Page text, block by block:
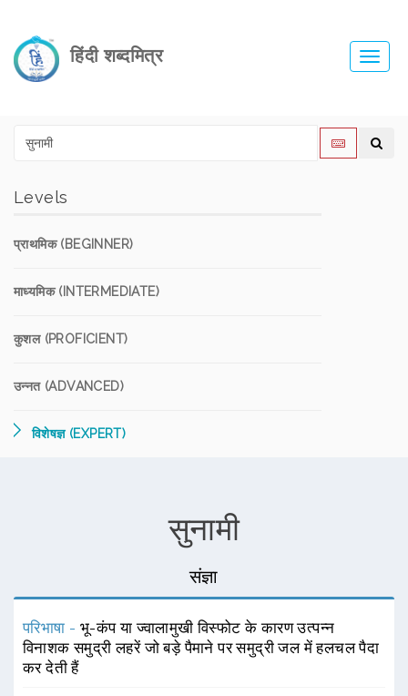
हिंदी शब्दमित्र
Levels
प्राथमिक (BEGINNER)
माध्यमिक (INTERMEDIATE)
कुशल (PROFICIENT)
उन्नत (ADVANCED)
विशेषज्ञ (EXPERT)
सुनामी
संज्ञा
परिभाषा - भू-कंप या ज्वालामुखी विस्फोट के कारण उत्पन्न
विनाशक समुद्री लहरें जो बड़े पैमाने पर समुद्री जल में हलचल पैदा
कर देती हैं